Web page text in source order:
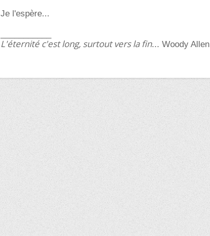
Je l'espère...
L'éternité c'est long, surtout vers la fin... Woody Allen